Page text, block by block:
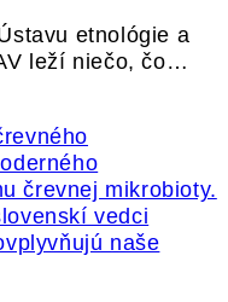
etnológie a
leží niečo, čo…
vedci
naše